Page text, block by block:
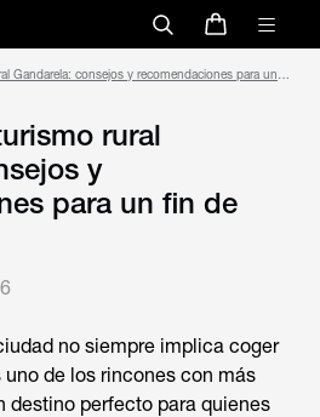
Gandarela: consejos y recomendaciones para un
rural
y
para un fin de
no siempre implica coger
de los rincones con más
destino perfecto para quienes